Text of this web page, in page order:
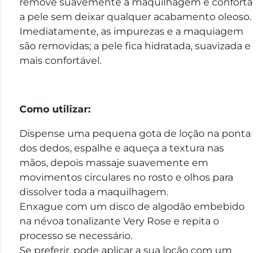
a pele sem deixar qualquer acabamento oleoso.
Imediatamente, as impurezas e a maquiagem
são removidas; a pele fica hidratada, suavizada e
mais confortável.
Como utilizar:
Dispense uma pequena gota de loção na ponta
dos dedos, espalhe e aqueça a textura nas
mãos, depois massaje suavemente em
movimentos circulares no rosto e olhos para
dissolver toda a maquilhagem.
Enxague com um disco de algodão embebido
na névoa tonalizante Very Rose e repita o
processo se necessário.
Se preferir, pode aplicar a sua loção com um